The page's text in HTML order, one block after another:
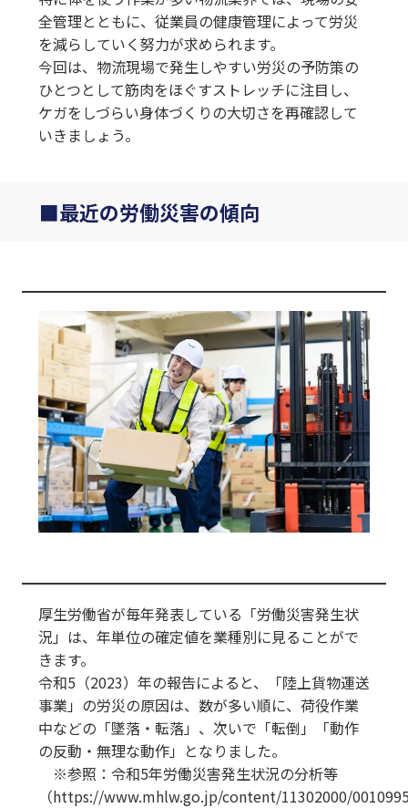
全管理とともに、従業員の健康管理によって労災
を減らしていく努力が求められます。
今回は、物流現場で発生しやすい労災の予防策の
ひとつとして筋肉をほぐすストレッチに注目し、
ケガをしづらい身体づくりの大切さを再確認して
いきましょう。
最近の労働災害の傾向
厚生労働省が毎年発表している「労働災害発生状
況」は、年単位の確定値を業種別に見ることがで
きます。
令和5（2023）年の報告によると、「陸上貨物運送
事業」の労災の原因は、数が多い順に、荷役作業
中などの「墜落・転落」、次いで「転倒」「動作
の反動・無理な動作」となりました。
※参照：令和5年労働災害発生状況の分析等
（https://www.mhlw.go.jp/content/11302000/